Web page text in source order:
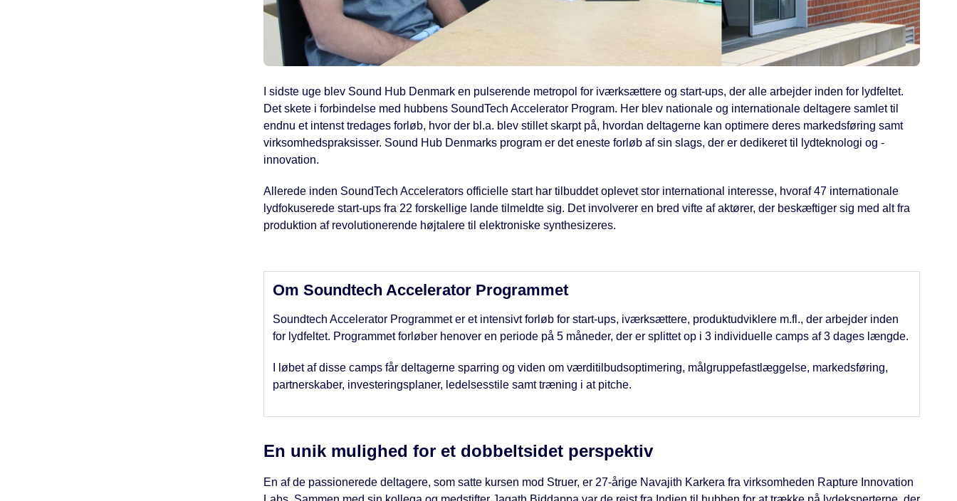
I sidste uge blev Sound Hub Denmark en pulserende metropol for iværksættere og start-ups, der alle arbejder inden for lydfeltet.
Det skete i forbindelse med hubbens SoundTech Accelerator Program. Her blev nationale og internationale deltagere samlet til
endnu et intenst tredages forløb, hvor der bl.a. blev stillet skarpt på, hvordan deltagerne kan optimere deres markedsføring samt
virksomhedspraksisser. Sound Hub Denmarks program er det eneste forløb af sin slags, der er dedikeret til lydteknologi og -
innovation.
Allerede inden SoundTech Accelerators officielle start har tilbuddet oplevet stor international interesse, hvoraf 47 internationale
lydfokuserede start-ups fra 22 forskellige lande tilmeldte sig. Det involverer en bred vifte af aktører, der beskæftiger sig med alt fra
produktion af revolutionerende højtalere til elektroniske synthesizeres.
Om Soundtech Accelerator Programmet
Soundtech Accelerator Programmet er et intensivt forløb for start-ups, iværksættere, produktudviklere m.fl., der arbejder inden
for lydfeltet. Programmet forløber henover en periode på 5 måneder, der er splittet op i 3 individuelle camps af 3 dages længde.
I løbet af disse camps får deltagerne sparring og viden om værditilbudsoptimering, målgruppefastlæggelse, markedsføring,
partnerskaber, investeringsplaner, ledelsesstile samt træning i at pitche.
En unik mulighed for et dobbeltsidet perspektiv
En af de passionerede deltagere, som satte kursen mod Struer, er 27-årige Navajith Karkera fra virksomheden Rapture Innovation